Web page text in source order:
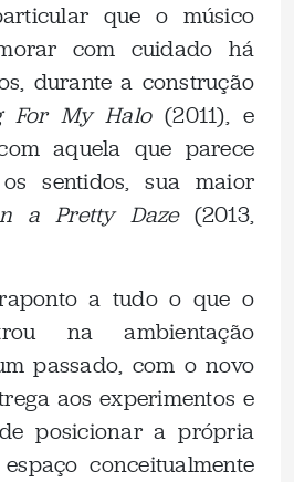
que o músico
com cuidado há
durante a construção
For My Halo(2011), e
aquela que parece
sentidos, sua maior
a Pretty Daze(2013,
a tudo o que o
na ambientação
passado, com o novo
aos experimentos e
posicionar a própria
conceitualmente